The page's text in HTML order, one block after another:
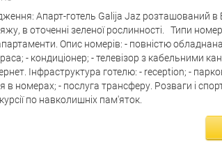
Апарт-готель Galija Jaz розташований в
в оточенні зеленої рослинності. Типи
Опис номерів: - повністю
- кондиціонер; - телевізор з кабельними
Інфраструктура готелю: - reception; -
в номерах; - послуга трансферу. Розваги і
по навколишніх пам'яток.